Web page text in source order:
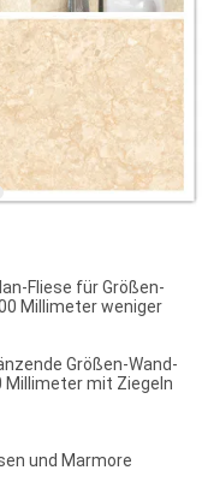
Fliese für Größen-
Millimeter weniger
Größen-Wand-
Millimeter mit Ziegeln
und Marmore